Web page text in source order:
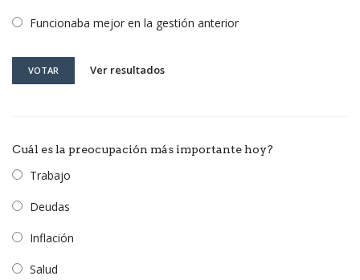
Funcionaba mejor en la gestión anterior
VOTAR Ver resultados
Cuál es la preocupación más importante hoy?
Trabajo
Deudas
Inflación
Salud